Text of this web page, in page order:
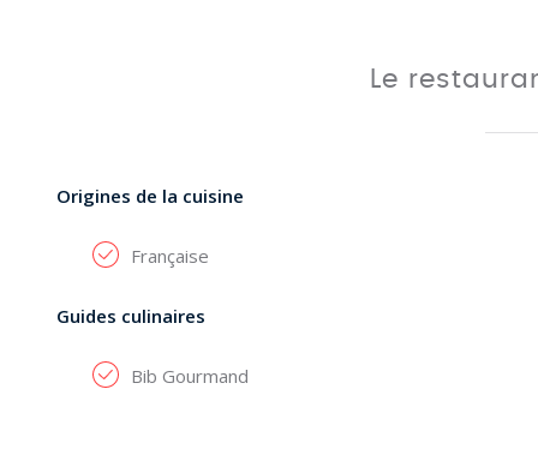
Le
Origines de la cuisine
Française
Guides culinaires
Bib Gourmand